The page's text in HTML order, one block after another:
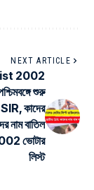
NEXT ARTICLE
2002
শুরু
কাদের
নাম বাতিল
ভোটার
লিস্ট